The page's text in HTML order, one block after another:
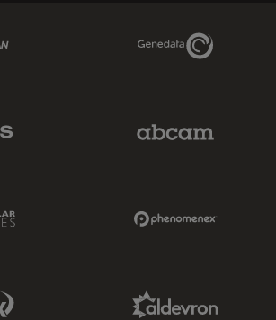
Genedata Link
Devices Link
Link